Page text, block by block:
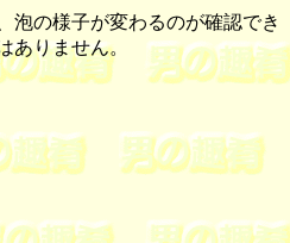
泡の様子が変わるのが確認でき
りません。